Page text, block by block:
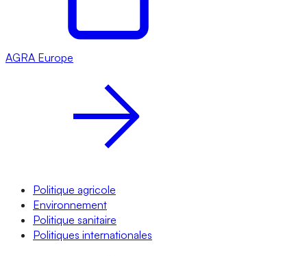
AGRA Europe
Politique agricole
Environnement
Politique sanitaire
Politiques internationales